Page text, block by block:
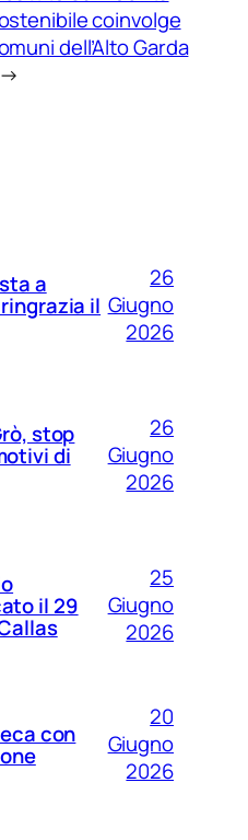
coinvolge
dell’Alto Garda
→
a
il
26
Giugno
2026
stop
di
26
Giugno
2026
il 29
25
Giugno
2026
con
20
Giugno
2026